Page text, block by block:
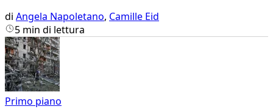
di Angela Napoletano, Camille Eid
5 min di lettura
Primo piano